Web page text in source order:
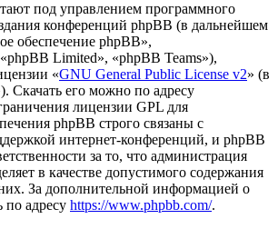
под управлением программного
конференций phpBB (в дальнейшем
обеспечение phpBB»,
Limited», «phpBB Teams»),
«GNU General Public License v2» (в
Скачать его можно по адресу
лицензии GPL для
phpBB строго связаны с
интернет-конференций, и phpBB
за то, что администрация
в качестве допустимого содержания
За дополнительной информацией о
по адресу https://www.phpbb.com/.